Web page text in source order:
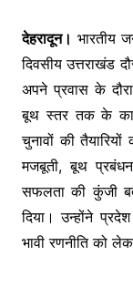
देहरादून। भारतीय
दिवसीय उत्तराखंड
अपने प्रवास के
बूथ स्तर तक के
चुनावों की
मजबूती, बूथ
सफलता की कुंजी
दिया। उन्होंने
भावी रणनीति को